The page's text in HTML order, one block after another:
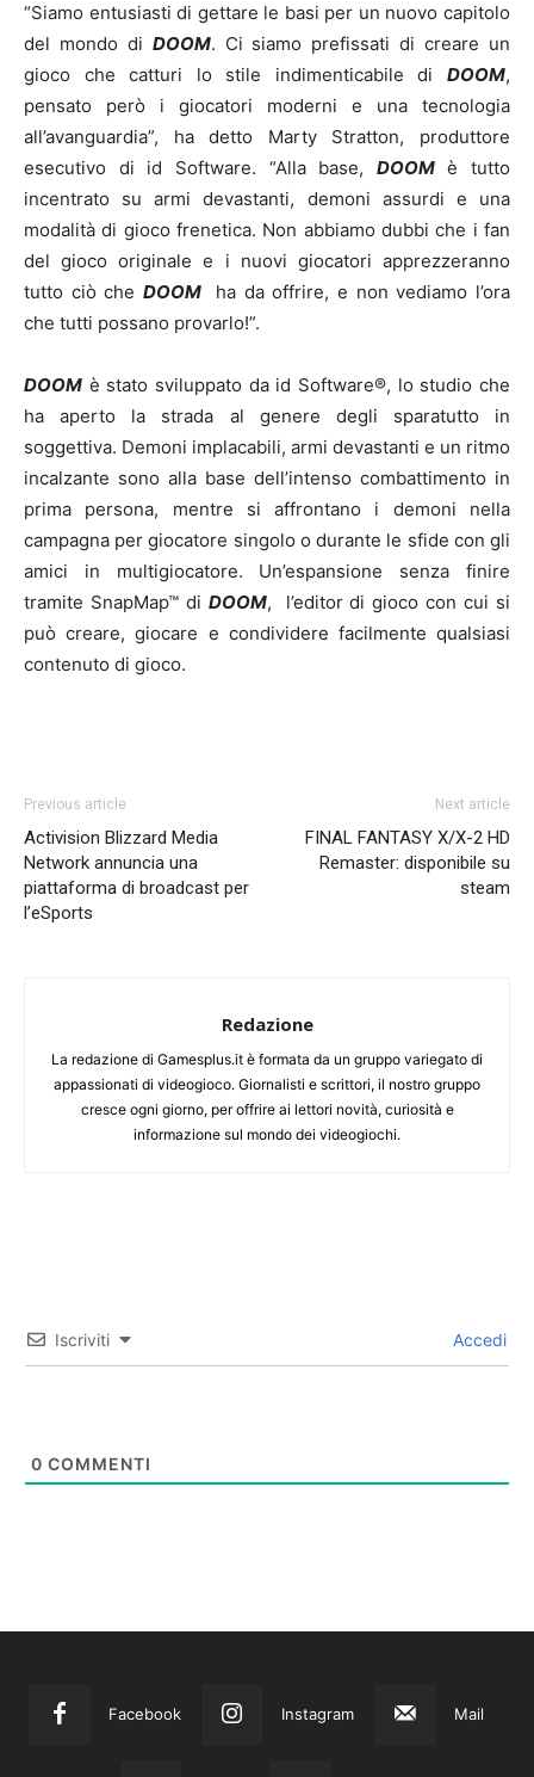
“Siamo entusiasti di gettare le basi per un nuovo capitolo
del mondo di DOOM. Ci siamo prefissati di creare un
gioco che catturi lo stile indimenticabile di DOOM,
pensato però i giocatori moderni e una tecnologia
all’avanguardia”, ha detto Marty Stratton, produttore
esecutivo di id Software. “Alla base, DOOMè tutto
incentrato su armi devastanti, demoni assurdi e una
modalità di gioco frenetica. Non abbiamo dubbi che i fan
del gioco originale e i nuovi giocatori apprezzeranno
tutto ciò che DOOM
ha da offrire, e non vediamo l’ora
che tutti possano provarlo!”.
DOOM è stato sviluppato da id Software®, lo studio che
ha aperto la strada al genere degli sparatutto in
soggettiva. Demoni implacabili, armi devastanti e un ritmo
incalzante sono alla base dell’intenso combattimento in
prima persona, mentre si affrontano i demoni nella
campagna per giocatore singolo o durante le sfide con gli
amici in multigiocatore. Un’espansione senza finire
tramite SnapMap™ di DOOM, l’editor di gioco con cui si
può creare, giocare e condividere facilmente qualsiasi
contenuto di gioco.
Previous article
Activision Blizzard Media
Network annuncia una
piattaforma di broadcast per
l’eSports
Next article
FINAL FANTASY X/X-2 HD
Remaster: disponibile su
steam
Redazione
La redazione di Gamesplus.it è formata da un gruppo variegato di
appassionati di videogioco. Giornalisti e scrittori, il nostro gruppo
cresce ogni giorno, per offrire ai lettori novità, curiosità e
informazione sul mondo dei videogiochi.
Iscriviti Accedi
0 COMMENTI
Facebook Instagram Mail